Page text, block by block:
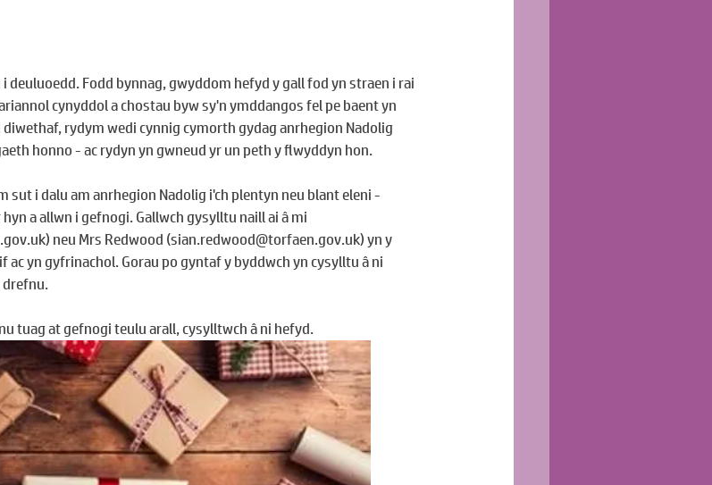
deuluoedd. Fodd bynnag, gwyddom hefyd y gall fod yn straen i rai
cynyddol a chostau byw sy'n ymddangos fel pe baent yn
rydym wedi cynnig cymorth gydag anrhegion Nadolig
honno - ac rydyn yn gwneud yr un peth y flwyddyn hon.
sut i dalu am anrhegion Nadolig i'ch plentyn neu blant eleni -
a allwn i gefnogi. Gallwch gysylltu naill ai â mi
) neu Mrs Redwood (sian.redwood@torfaen.gov.uk) yn y
ac yn gyfrinachol. Gorau po gyntaf y byddwch yn cysylltu â ni
drefnu.
tuag at gefnogi teulu arall, cysylltwch â ni hefyd.